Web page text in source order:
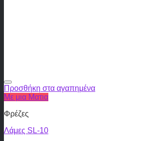
Προσθήκη στα αγαπημένα
Με μια Ματια
Φρέζες
Λάμες SL-10